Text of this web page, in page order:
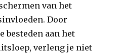
van het
Door
besteden aan het
verleng je niet